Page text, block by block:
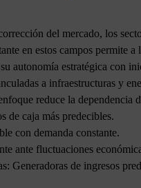
del mercado, los
en estos campos permite
autonomía estratégica con
a infraestructuras y
reduce la
de caja más predecibles.
con demanda constante.
ante fluctuaciones
Generadoras de ingresos